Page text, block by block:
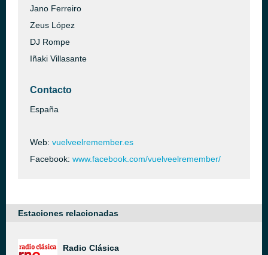
Jano Ferreiro
Zeus López
DJ Rompe
Iñaki Villasante
Contacto
España
Web: vuelveelremember.es
Facebook: www.facebook.com/vuelveelremember/
Estaciones relacionadas
Radio Clásica